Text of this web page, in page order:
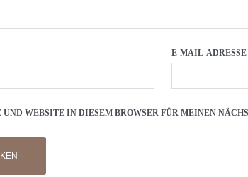
E-MAIL-
WEBSITE IN DIESEM BROWSER FÜR MEINEN